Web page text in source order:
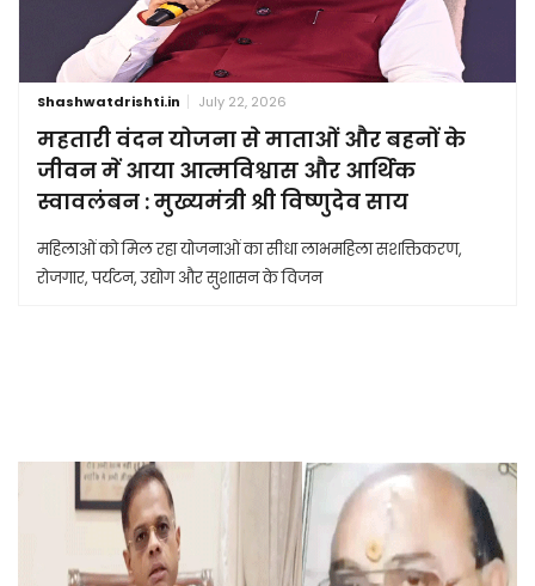
Shashwatdrishti.in July 22, 2026
महतारी वंदन योजना से माताओं और बहनों के
जीवन में आया आत्मविश्वास और आर्थिक
स्वावलंबन : मुख्यमंत्री श्री विष्णुदेव साय
महिलाओं को मिल रहा योजनाओं का सीधा लाभमहिला सशक्तिकरण,
रोजगार, पर्यटन, उद्योग और सुशासन के विजन